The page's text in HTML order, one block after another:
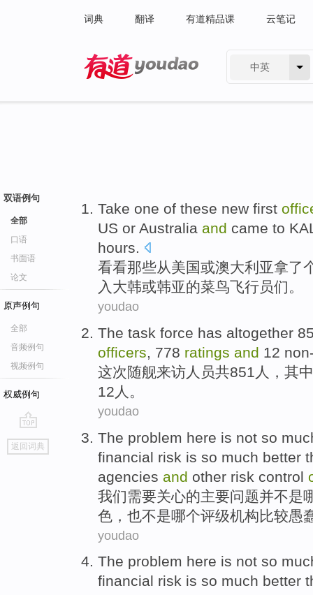
词典 翻译 有道精品课 云笔记
中英
双语例句
全部
口语
书面语
论文
原声例句
全部
音频例句
视频例句
权威例句
go
top
返回词典
Take one of these new first
US or Australia and came to
hours.
看看那些从美国或澳大利亚拿了
入 大韩或韩亚的菜鸟飞行员们。
youdao
The task force has altogether
officers, 778 ratings and 12
这次随舰来访人员共851 人 ， 其中
12 人。
youdao
The problem here is not so
financial risk is so much better
agencies and other risk control
我们需要关心的主要问题并不是
色， 也不是哪个评级机构比较愚
youdao
The problem here is not so
financial risk is so much better